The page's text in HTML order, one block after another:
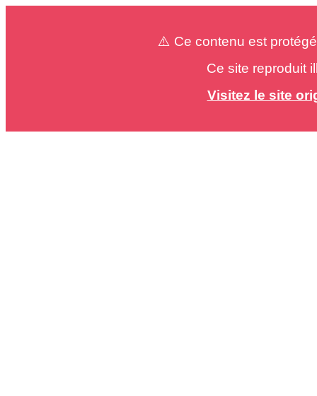
⚠️ Ce contenu est
Ce site reproduit
Visitez le site